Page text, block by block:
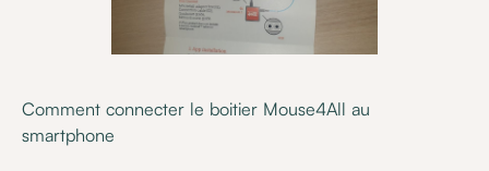
Comment connecter le boitier Mouse4All au
smartphone